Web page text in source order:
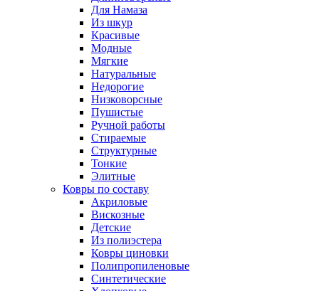
Для Намаза
Из шкур
Красивые
Модные
Мягкие
Натуральные
Недорогие
Низковорсные
Пушистые
Ручной работы
Стираемые
Структурные
Тонкие
Элитные
Ковры по составу
Акриловые
Вискозные
Детские
Из полиэстера
Ковры циновки
Полипропиленовые
Синтетические